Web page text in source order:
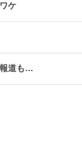
ケ
報道も…